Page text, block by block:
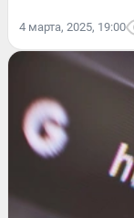
4 марта, 2025, 19:00